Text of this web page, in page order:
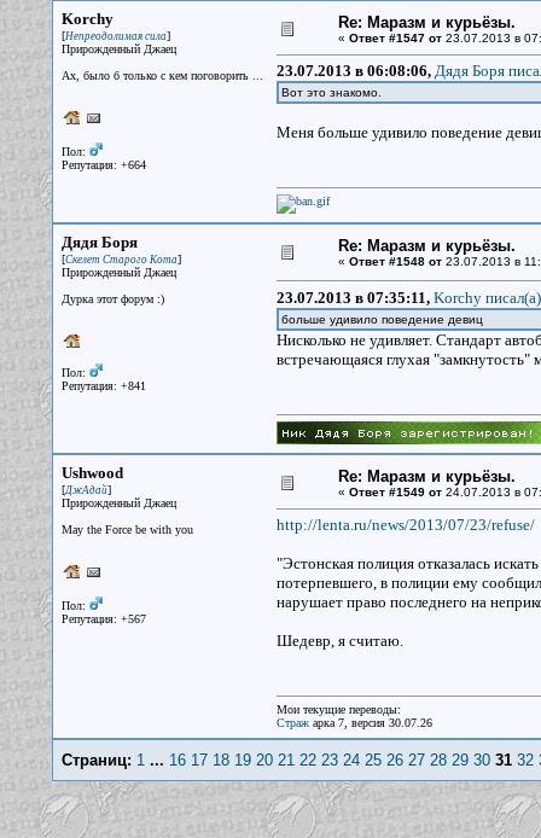
Korchy
[Непреодолимая сила]
Прирожденный Джаец
Ах, было б только с кем поговорить ...
Пол:
Репутация: +664
Re: Маразм и курьёзы.
« Ответ #1547 от23.07.2013 в
23.07.2013 в 06:08:06, Дядя Боря
Вот это знакомо.
Меня больше удивило поведение
Дядя Боря
[Скелет Старого Кота]
Прирожденный Джаец
Дурка этот форум :)
Пол:
Репутация: +841
Re: Маразм и курьёзы.
« Ответ #1548 от23.07.2013 в
23.07.2013 в 07:35:11, Korchy писал(a)
больше удивило поведение девиц
Нисколько не удивляет. Стандарт
встречающаяся глухая
Ushwood
[ДжАдай]
Прирожденный Джаец
May the Force be with you
Пол:
Репутация: +567
Re: Маразм и курьёзы.
« Ответ #1549 от24.07.2013 в
http://lenta.ru/news/2013/07/23/refuse/
"Эстонская полиция отказалась
потерпевшего, в полиции ему
нарушает право последнего на
Шедевр, я считаю.
Мои текущие переводы:
Стражарка 7, версия 30.07.26
Страниц: 1... 16 17 18 19 20 21 22 23 24 25 26 27 28 29 30 31 32